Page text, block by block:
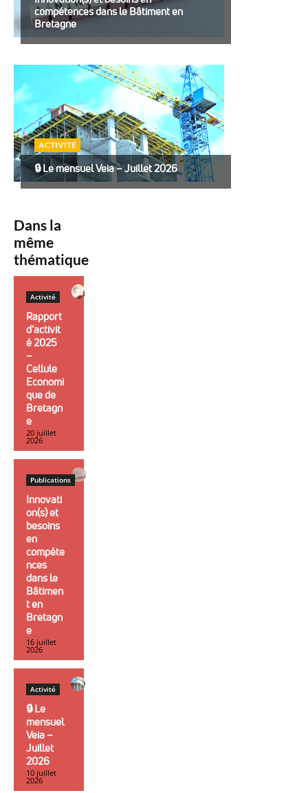
compétences dans le Bâtiment en
Bretagne
ACTIVITÉ
🔒︎ Le mensuel Veia – Juillet 2026
Dans la
même
thématique
Activité
Rapport
d’activit
é 2025
–
Cellule
Economi
que de
Bretagn
e
20 juillet
2026
Publications
Innovati
on(s) et
besoins
en
compéte
nces
dans le
Bâtimen
t en
Bretagn
e
16 juillet
2026
Activité
🔒︎ Le
mensuel
Veia –
Juillet
2026
10 juillet
2026